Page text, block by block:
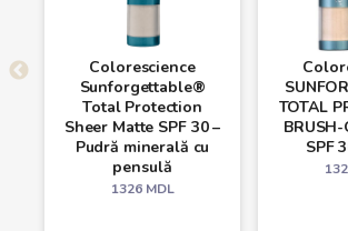
Colorescience
Sunforgettable®
Total Protection
Sheer Matte SPF 30 –
Pudră minerală cu
pensulă
1326MDL
TOTAL
SPF